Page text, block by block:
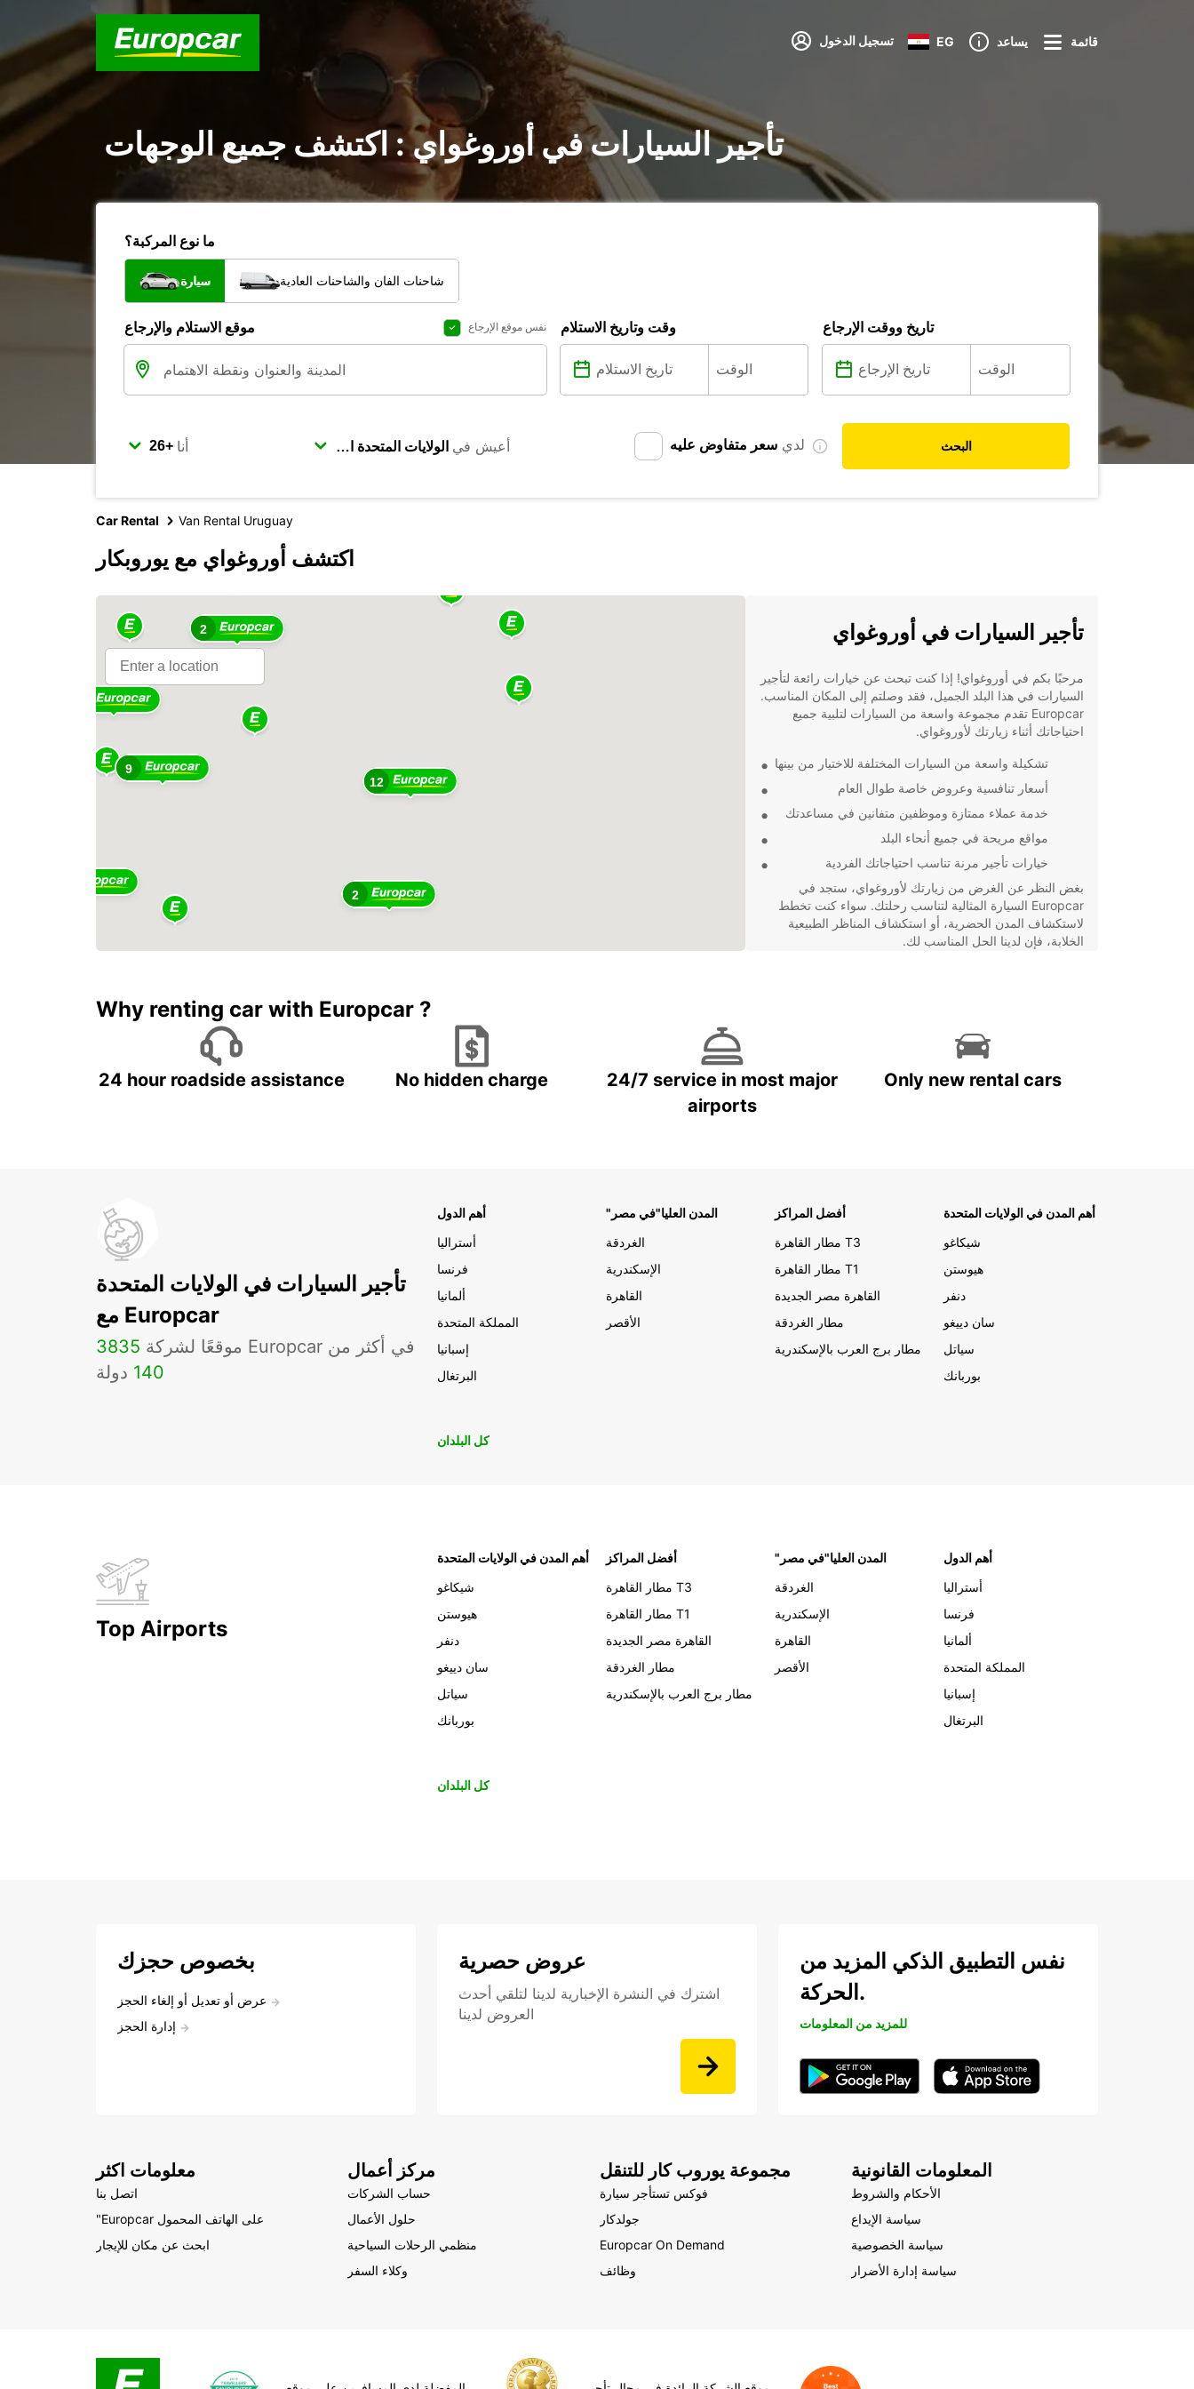
تسجيل الدخول EG يساعد قائمة
تأجير السيارات في أوروغواي : اكتشف جميع الوجهات
ما نوع المركبة؟
سيارة شاحنات الفان والشاحنات العادية
موقع الاستلام والإرجاع نفس موقع الإرجاع وقت وتاريخ الاستلام تاريخ ووقت الإرجاع
أنا أعيش في لدي سعر متفاوض عليه البحث
Car Rental Van Rental Uruguay
اكتشف أوروغواي مع يوروبكار
12
2
2
9
2
تأجير السيارات في أوروغواي
مرحبًا بكم في أوروغواي! إذا كنت تبحث عن خيارات رائعة لتأجير
السيارات في هذا البلد الجميل، فقد وصلتم إلى المكان المناسب.
Europcar تقدم مجموعة واسعة من السيارات لتلبية جميع
احتياجاتك أثناء زيارتك لأوروغواي.
تشكيلة واسعة من السيارات المختلفة للاختيار من بينها
أسعار تنافسية وعروض خاصة طوال العام
خدمة عملاء ممتازة وموظفين متفانين في مساعدتك
مواقع مريحة في جميع أنحاء البلد
خيارات تأجير مرنة تناسب احتياجاتك الفردية
بغض النظر عن الغرض من زيارتك لأوروغواي، ستجد في
Europcar السيارة المثالية لتناسب رحلتك. سواء كنت تخطط
لاستكشاف المدن الحضرية، أو استكشاف المناظر الطبيعية
الخلابة، فإن لدينا الحل المناسب لك.
Why renting car with Europcar ?
24 hour roadside assistance No hidden charge
24/7 service in most major
airports
Only new rental cars
تأجير السيارات في الولايات المتحدة
مع Europcar
3835
موقعًا لشركة Europcar في أكثر من
140 دولة
أهم الدول
أستراليا
فرنسا
ألمانيا
المملكة المتحدة
إسبانيا
البرتغال
"المدن العليا"في مصر
الغردقة
الإسكندرية
القاهرة
الأقصر
أفضل المراكز
مطار القاهرة T3
مطار القاهرة T1
القاهرة مصر الجديدة
مطار الغردقة
مطار برج العرب بالإسكندرية
أهم المدن في الولايات المتحدة
شيكاغو
هيوستن
دنفر
سان دييغو
سياتل
بوربانك
كل البلدان
Top Airports
أهم المدن في الولايات المتحدة
شيكاغو
هيوستن
دنفر
سان دييغو
سياتل
بوربانك
أفضل المراكز
مطار القاهرة T3
مطار القاهرة T1
القاهرة مصر الجديدة
مطار الغردقة
مطار برج العرب بالإسكندرية
"المدن العليا"في مصر
الغردقة
الإسكندرية
القاهرة
الأقصر
أهم الدول
أستراليا
فرنسا
ألمانيا
المملكة المتحدة
إسبانيا
البرتغال
كل البلدان
بخصوص حجزك
عرض أو تعديل أو إلغاء الحجز
إدارة الحجز
عروض حصرية
اشترك في النشرة الإخبارية لدينا لتلقي أحدث
العروض لدينا
نفس التطبيق الذكي المزيد من
الحركة.
للمزيد من المعلومات
معلومات اكثر
اتصل بنا
"Europcar على الهاتف المحمول
ابحث عن مكان للإيجار
مركز أعمال
حساب الشركات
حلول الأعمال
منظمي الرحلات السياحية
وكلاء السفر
مجموعة يوروب كار للتنقل
فوكس تستأجر سيارة
جولدكار
Europcar On Demand
وظائف
المعلومات القانونية
الأحكام والشروط
سياسة الإيداع
سياسة الخصوصية
سياسة إدارة الأضرار